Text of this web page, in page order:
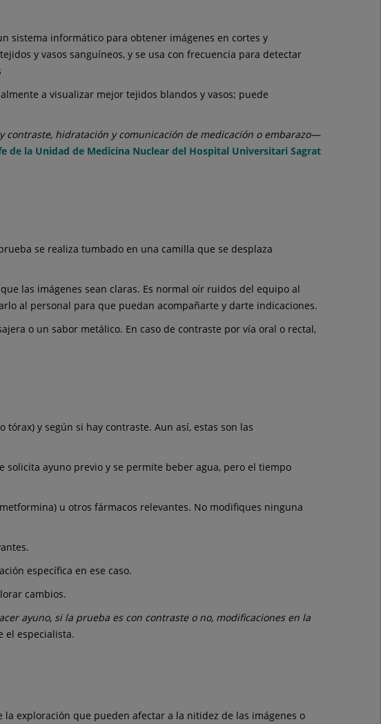
sistema informático para obtener imágenes en cortes y
y vasos sanguíneos, y se usa con frecuencia para detectar
a visualizar mejor tejidos blandos y vasos; puede
hidratación y comunicación de medicación o embarazo—
de la Unidad de Medicina Nuclear del Hospital Universitari Sagrat
se realiza tumbado en una camilla que se desplaza
las imágenes sean claras. Es normal oír ruidos del equipo al
al personal para que puedan acompañarte y darte indicaciones.
o un sabor metálico. En caso de contraste por vía oral o rectal,
y según si hay contraste. Aun así, estas son las
solicita ayuno previo y se permite beber agua, pero el tiempo
u otros fármacos relevantes. No modifiques ninguna
específica en ese caso.
cambios.
ayuno, si la prueba es con contraste o no, modificaciones en la
el especialista.
exploración que pueden afectar a la nitidez de las imágenes o